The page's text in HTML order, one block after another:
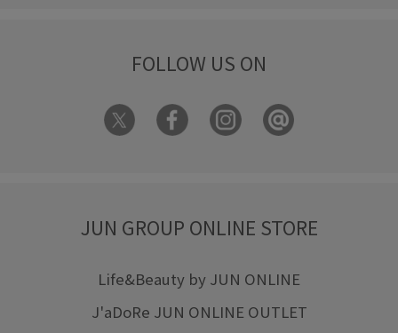
FOLLOW US ON
JUN GROUP ONLINE STORE
Life&Beauty by JUN ONLINE
J'aDoRe JUN ONLINE OUTLET